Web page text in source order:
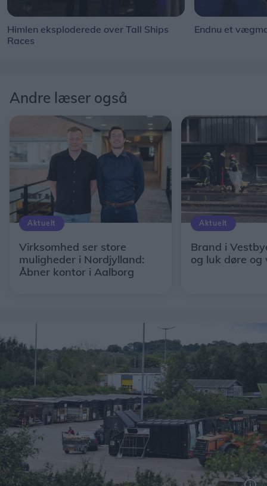
Himlen eksploderede over Tall Ships
Races
Endnu et
Andre læser også
Aktuelt
Virksomhed ser store
muligheder i Nordjylland:
Åbner kontor i Aalborg
Aktuelt
Brand i
og luk døre og